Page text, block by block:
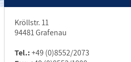
Kröllstr. 11
94481 Grafenau
Tel.: +49 (0)8552/2073